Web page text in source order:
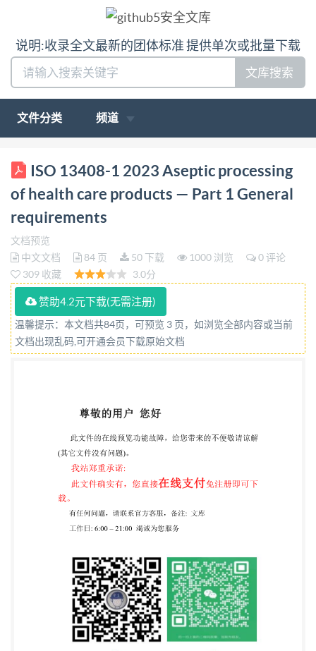
说明:收录全文最新的团体标准 提供单次或批量下载
文库搜索
文件分类 频道
ANSI Standards Connect ET ( INTERNATIONAL ISO
STANDARD 13408-1 (poweredbyEdaptive Third
edition 2023-08 Technol logies) -GuestUser02-
10/30/2023 Aseptic processing of health care
products - Part 1: General requirements Traitement
aseptique des produits de santé - Partie 1: Exigences
générales Reference number IS0 13408-1:2023(E) Tso
@IS02023 ANSI StandardsConnect ET IS0 13408-
1:2023(E) -GuestUser02-10/30/2023
COPYRIGHTPROTECTEDDOCUMENT @IS02023
of this publication may or ISo's member body in the
country of the requester. ISO copyright office CP 401 ·
Ch. de Blandonnet 8 CH-1214 Vernier, Geneva Phone:
+41 22 749 01 11 Email:
copyright@iso.org
www.iso.org Published in Switzerland ii @ Is0 2023 -
All rights reserved
ISO 13408-1 2023 Aseptic processing
of health care products — Part 1 General
requirements
文档预览
中文文档
84 页 50 下载 1000 浏览
0 评论
309 收藏
3.0分
赞助4.2元下载(无需注册)
温馨提示：本文档共84页，可预览 3 页，如浏览全部内容或当前
文档出现乱码,可开通会员下载原始文档